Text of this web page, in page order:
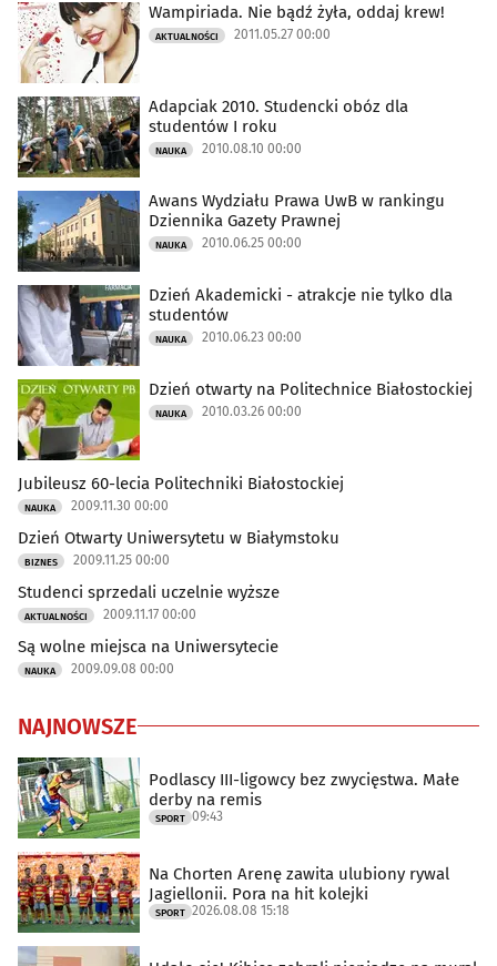
Wampiriada. Nie bądź żyła, oddaj krew!
AKTUALNOŚCI 2011.05.27 00:00
Adapciak 2010. Studencki obóz dla
studentów I roku
NAUKA 2010.08.10 00:00
Awans Wydziału Prawa UwB w rankingu
Dziennika Gazety Prawnej
NAUKA 2010.06.25 00:00
Dzień Akademicki - atrakcje nie tylko dla
studentów
NAUKA 2010.06.23 00:00
Dzień otwarty na Politechnice Białostockiej
NAUKA 2010.03.26 00:00
Jubileusz 60-lecia Politechniki Białostockiej
NAUKA 2009.11.30 00:00
Dzień Otwarty Uniwersytetu w Białymstoku
BIZNES 2009.11.25 00:00
Studenci sprzedali uczelnie wyższe
AKTUALNOŚCI 2009.11.17 00:00
Są wolne miejsca na Uniwersytecie
NAUKA 2009.09.08 00:00
NAJNOWSZE
Podlascy III-ligowcy bez zwycięstwa. Małe
derby na remis
SPORT 09:43
Na Chorten Arenę zawita ulubiony rywal
Jagiellonii. Pora na hit kolejki
SPORT 2026.08.08 15:18